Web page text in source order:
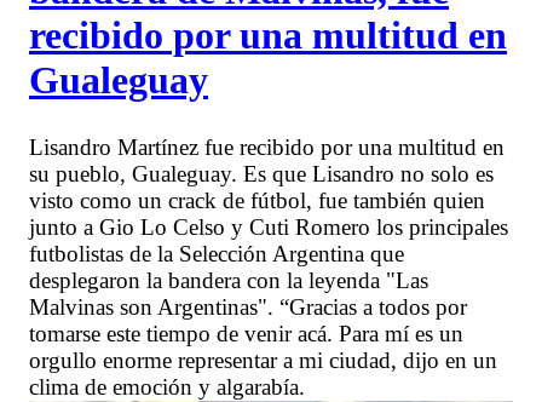
recibido por una multitud en
Gualeguay
Lisandro Martínez fue recibido por una multitud en
su pueblo, Gualeguay. Es que Lisandro no solo es
visto como un crack de fútbol, fue también quien
junto a Gio Lo Celso y Cuti Romero los principales
futbolistas de la Selección Argentina que
desplegaron la bandera con la leyenda "Las
Malvinas son Argentinas". “Gracias a todos por
tomarse este tiempo de venir acá. Para mí es un
orgullo enorme representar a mi ciudad, dijo en un
clima de emoción y algarabía.